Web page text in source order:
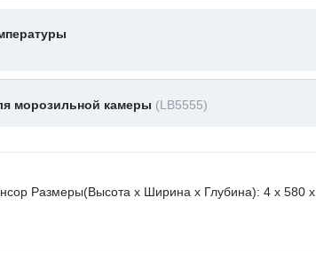
морозильной камеры (LB5555)
Размеры(Высота х Ширина х Глубина): 4 x 580 х